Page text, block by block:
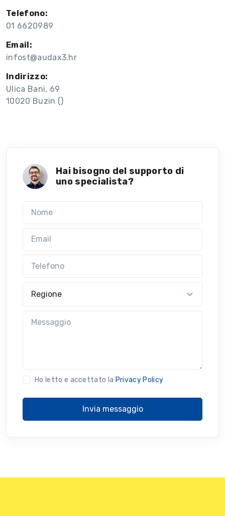
Telefono:
01 6620989
Email:
infost@audax3.hr
Indirizzo:
Ulica Bani, 69
10020 Buzin ()
Hai bisogno del supporto di
uno specialista?
Ho letto e accettato la Privacy Policy
Invia messaggio